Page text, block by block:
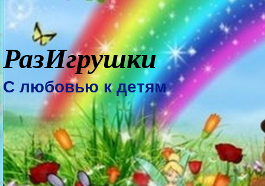
РазИгрушки
С любовью к детям